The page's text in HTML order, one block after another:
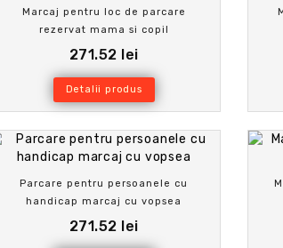
Marcaj pentru loc de parcare
rezervat mama si copil
271.52 lei
Detalii produs
Parcare pentru persoanele cu
handicap marcaj cu vopsea
271.52 lei